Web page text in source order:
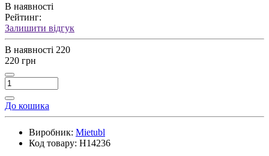
В наявності
Рейтинг:
Залишити відгук
В наявності 220
220 грн
До кошика
Виробник: Mietubl
Код товару: H14236